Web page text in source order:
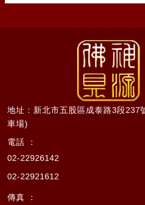
地址 : 新北市五股區成泰路3段237
車場)
電話 ：
02-22926142
02-22921612
傳真 ：